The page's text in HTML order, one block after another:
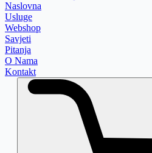
Naslovna
Usluge
Webshop
Savjeti
Pitanja
O Nama
Kontakt